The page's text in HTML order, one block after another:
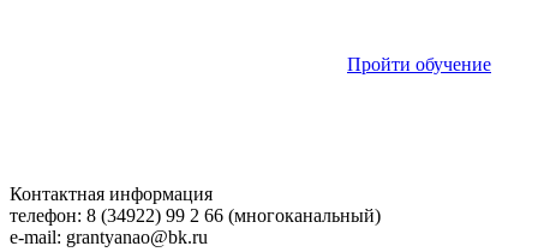
Пройти обучение
Контактная информация
телефон: 8 (34922) 99 2 66 (многоканальный)
e-mail: grantyanao@bk.ru